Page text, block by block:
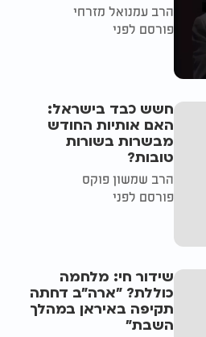
הרב עמנואל מזרחי
פורסם לפני
חשש כבד בישראל:
האם אותיות החודש
מבשרות בשורות
טובות?
הרב שמשון פוקס
פורסם לפני
שידור חי: מלחמה
כוללת? ״ארה"ב דחתה
תקיפה באיראן במהלך
השבת״